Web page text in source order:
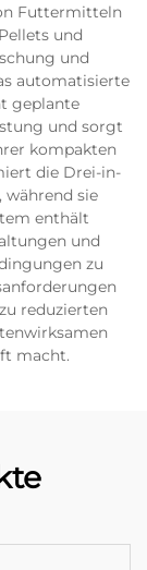
Futtermitteln
und
und
automatisierte
geplante
und sorgt
kompakten
die Drei-in-
während sie
enthält
und
zu
reduzierten
macht.